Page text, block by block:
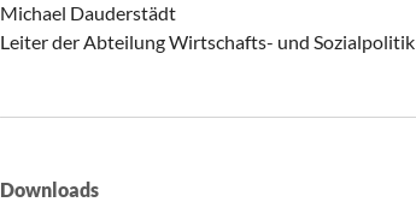
Michael Dauderstädt
Leiter der Abteilung Wirtschafts- und Sozialpolitik
Downloads